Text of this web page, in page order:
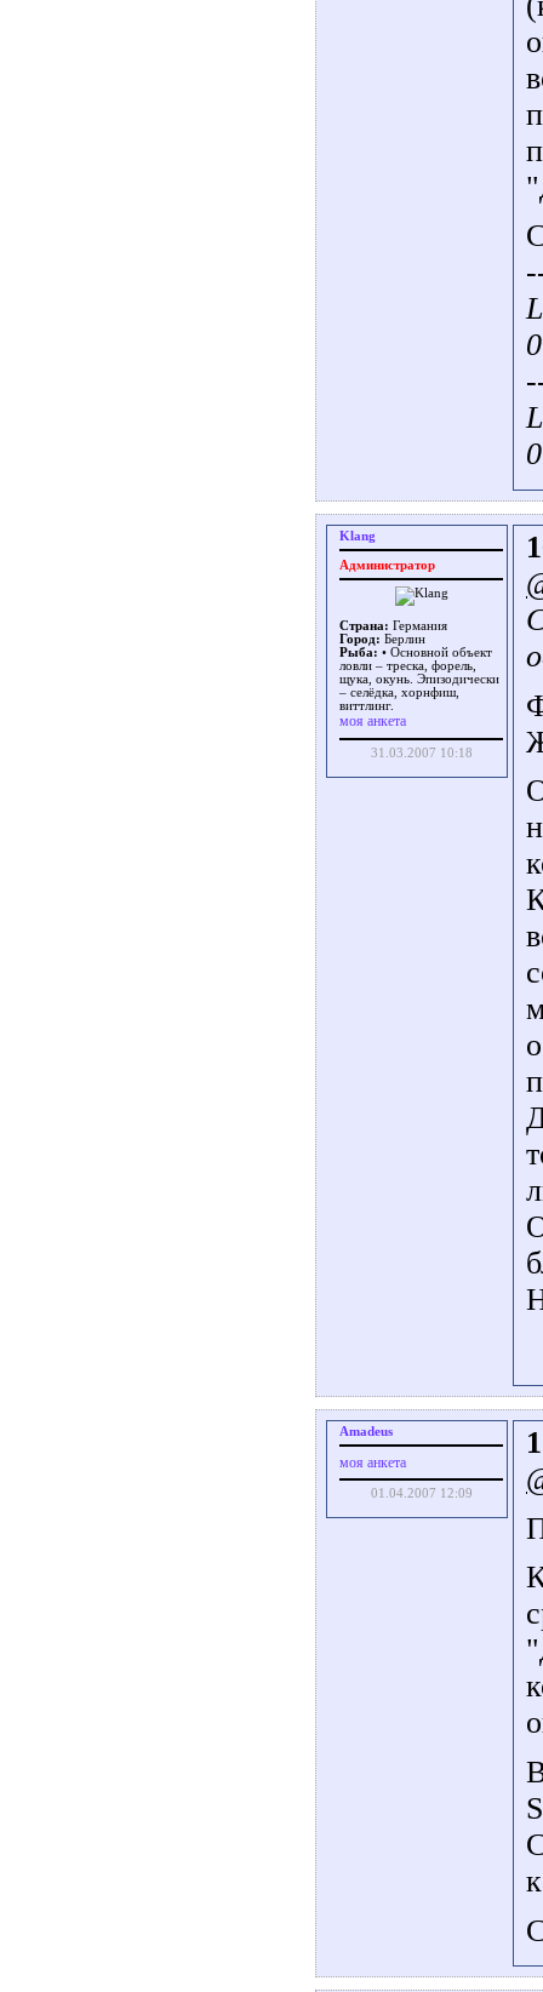
Klang
Администратор
Страна: Германия
Город: Берлин
Рыба: • Основной объект
ловли – треска, форель,
щука, окунь. Эпизодически
– селёдка, хорнфиш,
виттлинг.
моя анкета
31.03.2007 10:18
Amadeus
моя анкета
01.04.2007 12:09